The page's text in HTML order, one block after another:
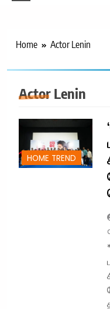
Home Actor Lenin
Actor Lenin
HOME TREND